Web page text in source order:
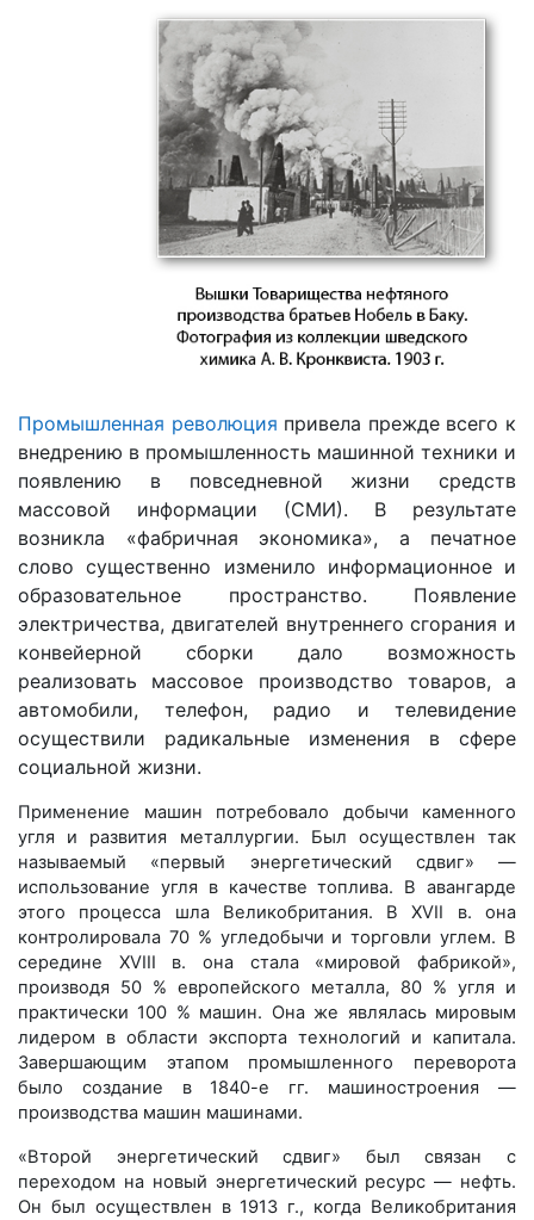
Промышленная революция привела прежде всего к
внедрению в промышленность машинной техники и
появлению в повседневной жизни средств
массовой информации (СМИ). В результате
возникла «фабричная экономика», а печатное
слово существенно изменило информационное и
образовательное пространство. Появление
электричества, двигателей внутреннего сгорания и
конвейерной сборки дало возможность
реализовать массовое производство товаров, а
автомобили, телефон, радио и телевидение
осуществили радикальные изменения в сфере
социальной жизни.
Применение машин потребовало добычи каменного
угля и развития металлургии. Был осуществлен так
называемый «первый энергетический сдвиг» —
использование угля в качестве топлива. В авангарде
этого процесса шла Великобритания. В XVII в. она
контролировала 70 % угледобычи и торговли углем. В
середине XVIII в. она стала «мировой фабрикой»,
производя 50 % европейского металла, 80 % угля и
практически 100 % машин. Она же являлась мировым
лидером в области экспорта технологий и капитала.
Завершающим этапом промышленного переворота
было создание в 1840-е гг. машиностроения —
производства машин машинами.
«Второй энергетический сдвиг» был связан с
переходом на новый энергетический ресурс — нефть.
Он был осуществлен в 1913 г., когда Великобритания